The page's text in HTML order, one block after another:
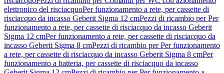
elettronico del risciacquoPer funzionamento a rete, per cassette di
risciacquo da incasso Geberit Sigma 12 cmPezzi di ricambio per Per
funzionamento a rete, per cassette di risciacquo da incasso Geberit
Sigma 12 cmPer funzionamento a rete, per cassette di risciacquo da
incasso Geberit Sigma 8 cmPezzi di ricambio per Per funzionamento
a rete, per cassette di risciacquo da incasso Geberit Sigma 8 cmPer
funzionamento a batteria, per cassette di risciacquo da incasso